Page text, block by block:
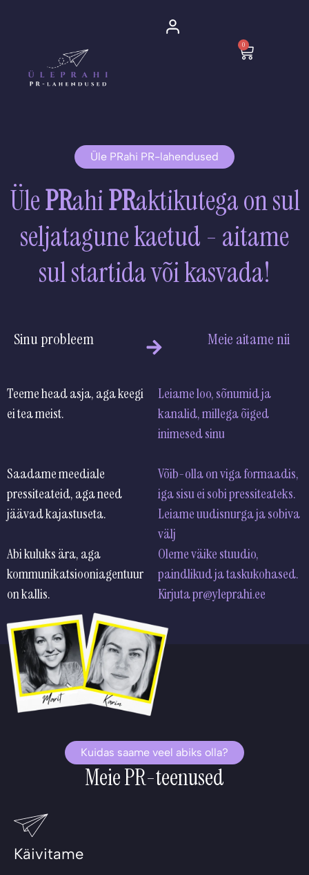
0
Cart
Üle PRahi PR-lahendused
ÜlePRahiPRaktikutega on sul
seljatagune kaetud - aitame
sul startida või kasvada!
Sinu probleem Meie aitame nii
Teeme head asja, aga keegi
ei tea meist.
Leiame loo, sõnumid ja
kanalid, millega õiged
inimes
Saadame meediale
pressiteateid, aga need
jäävad kajastuseta.
Võib-olla on viga formaadis,
iga sisu ei sobi pressiteateks.
Leiame uudisnurga ja sobiva
v
Abi kuluks ära, aga
kommunikatsiooniagentuur
on kallis.
Oleme väike stuudio,
paindlikud ja taskukohased.
Kirjuta pr@yleprahi.ee
Kuidas saame veel abiks olla?
Meie PR-teenused
Käivitame